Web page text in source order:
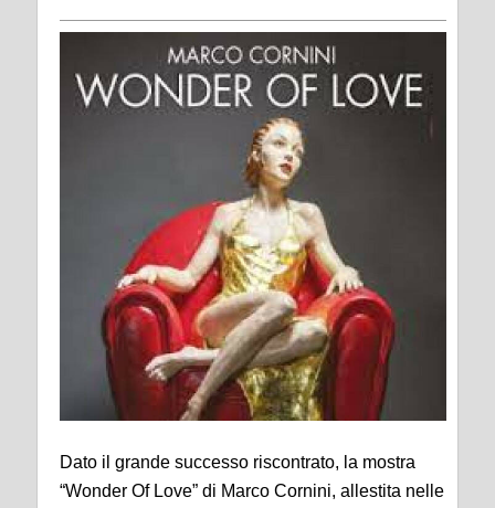
Dato il grande successo riscontrato, la mostra
“Wonder Of Love” di Marco Cornini, allestita nelle